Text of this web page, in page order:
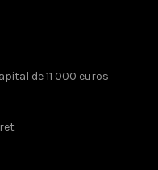
de 11 000 euros